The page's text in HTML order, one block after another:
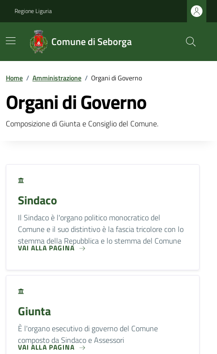
Regione Liguria
Comune di Seborga
Home / Amministrazione / Organi di Governo
Organi di Governo
Composizione di Giunta e Consiglio del Comune.
Sindaco
Il Sindaco è l'organo politico monocratico del
Comune e il suo distintivo è la fascia tricolore con lo
stemma della Repubblica e lo stemma del Comune
VAI ALLA PAGINA
Giunta
È l'organo esecutivo di governo del Comune
composto da Sindaco e Assessori
VAI ALLA PAGINA